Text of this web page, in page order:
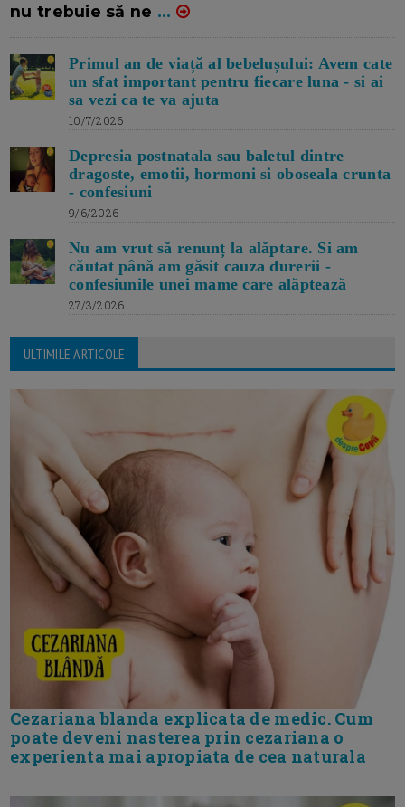
nu trebuie să ne ...
Primul an de viață al bebelușului: Avem cate
un sfat important pentru fiecare luna - si ai
sa vezi ca te va ajuta
10/7/2026
Depresia postnatala sau baletul dintre
dragoste, emotii, hormoni si oboseala crunta
- confesiuni
9/6/2026
Nu am vrut să renunț la alăptare. Si am
căutat până am găsit cauza durerii -
confesiunile unei mame care alăptează
27/3/2026
ULTIMILE ARTICOLE
Cezariana blanda explicata de medic. Cum
poate deveni nasterea prin cezariana o
experienta mai apropiata de cea naturala